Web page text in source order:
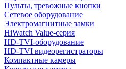
Пульты, тревожные кнопки
Сетевое оборудование
Электромагнитные замки
HiWatch Value-серия
HD-TVI-оборудование
HD-TVI видеорегистраторы
Компактные камеры